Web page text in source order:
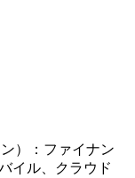
）：ファイナン
イル、クラウド